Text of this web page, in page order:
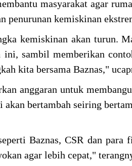
masyarakat agar
penurunan kemiskinan
kemiskinan akan turun.
ini, sambil memberikan
kita bersama Baznas,"
anggaran untuk
bertambah seiring
Baznas, CSR dan para
agar lebih cepat,"